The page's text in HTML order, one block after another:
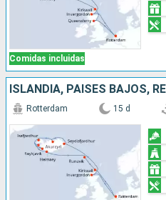
Comidas incluidas
Rotterdam 15 d